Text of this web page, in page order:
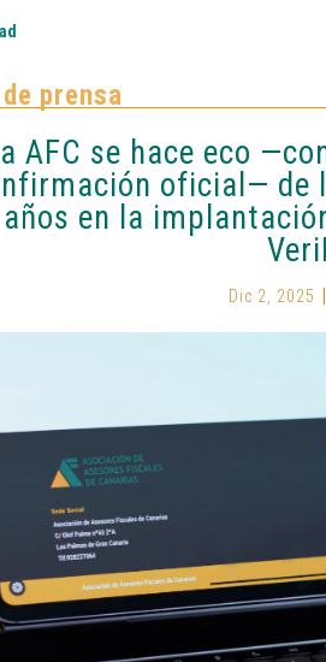
prensa
AFC se hace eco
oficial— de
años en la
Dic 2, 2025